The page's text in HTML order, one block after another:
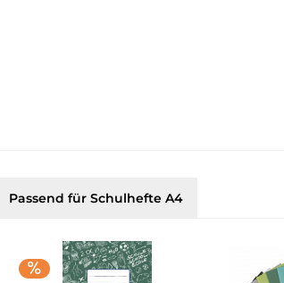
Passend für Schulhefte A4